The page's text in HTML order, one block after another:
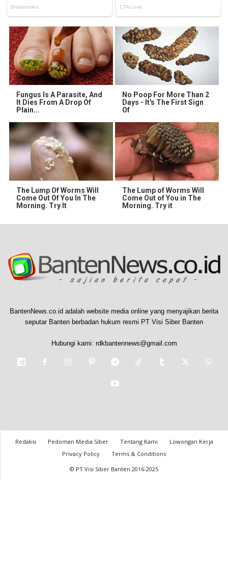
Fungus Is A Parasite, And
It Dies From A Drop Of
Plain...
No Poop For More Than 2
Days - It's The First Sign
Of
The Lump Of Worms Will
Come Out Of You In The
Morning. Try It
The Lump of Worms Will
Come Out of You in The
Morning. Try it
BantenNews.co.id adalah website media online yang menyajikan berita
seputar Banten berbadan hukum resmi PT Visi Siber Banten
Hubungi kami: rdkbantennews@gmail.com
Redaksi Pedoman Media Siber Tentang Kami
Lowongan Kerja
Privacy Policy
Terms & Conditions
© PT Visi Siber Banten 2016-2025